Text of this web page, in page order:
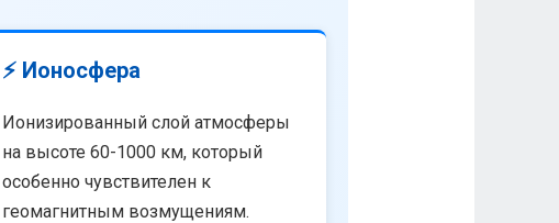
⚡ Ионосфера
Ионизированный слой атмосферы
на высоте 60-1000 км, который
особенно чувствителен к
геомагнитным возмущениям.